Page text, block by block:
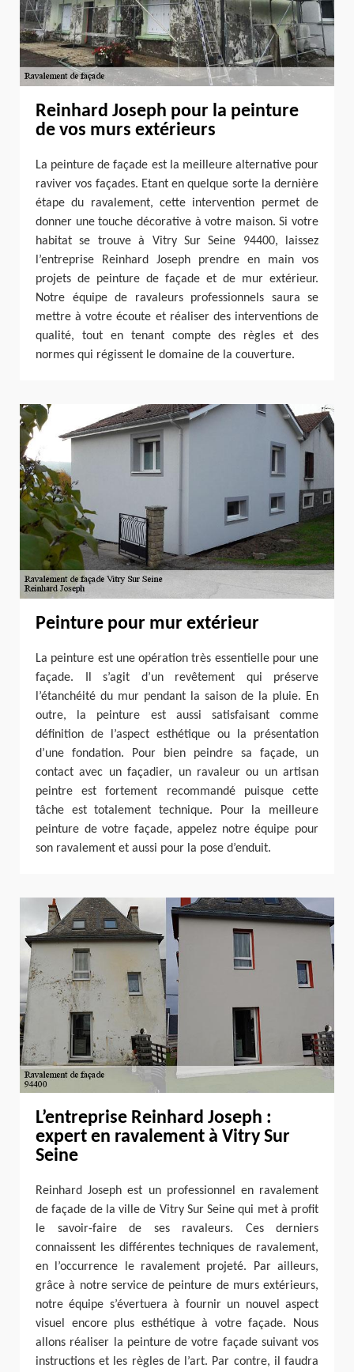
Reinhard Joseph pour la peinture
de vos murs extérieurs
La peinture de façade est la meilleure alternative pour
raviver vos façades. Etant en quelque sorte la dernière
étape du ravalement, cette intervention permet de
donner une touche décorative à votre maison. Si votre
habitat se trouve à Vitry Sur Seine 94400, laissez
l’entreprise Reinhard Joseph prendre en main vos
projets de peinture de façade et de mur extérieur.
Notre équipe de ravaleurs professionnels saura se
mettre à votre écoute et réaliser des interventions de
qualité, tout en tenant compte des règles et des
normes qui régissent le domaine de la couverture.
Peinture pour mur extérieur
La peinture est une opération très essentielle pour une
façade. Il s’agit d’un revêtement qui préserve
l’étanchéité du mur pendant la saison de la pluie. En
outre, la peinture est aussi satisfaisant comme
définition de l’aspect esthétique ou la présentation
d’une fondation. Pour bien peindre sa façade, un
contact avec un façadier, un ravaleur ou un artisan
peintre est fortement recommandé puisque cette
tâche est totalement technique. Pour la meilleure
peinture de votre façade, appelez notre équipe pour
son ravalement et aussi pour la pose d’enduit.
L’entreprise Reinhard Joseph :
expert en ravalement à Vitry Sur
Seine
Reinhard Joseph est un professionnel en ravalement
de façade de la ville de Vitry Sur Seine qui met à profit
le savoir-faire de ses ravaleurs. Ces derniers
connaissent les différentes techniques de ravalement,
en l’occurrence le ravalement projeté. Par ailleurs,
grâce à notre service de peinture de murs extérieurs,
notre équipe s’évertuera à fournir un nouvel aspect
visuel encore plus esthétique à votre façade. Nous
allons réaliser la peinture de votre façade suivant vos
instructions et les règles de l’art. Par contre, il faudra